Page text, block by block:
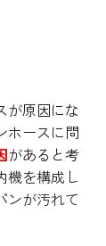
が原因にな
ホースに問
があると考
機を構成し
ンが汚れて